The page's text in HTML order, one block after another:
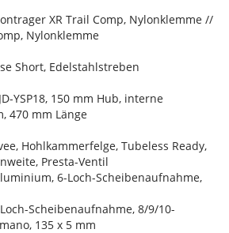
XR Trail Comp, Nylonklemme //
Nylonklemme
Short, Edelstahlstreben
YSP18, 150 mm Hub, interne
470 mm Länge
Hohlkammerfelge, Tubeless Ready,
Presta-Ventil
6-Loch-Scheibenaufnahme,
Scheibenaufnahme, 8/9/10-
135 x 5 mm